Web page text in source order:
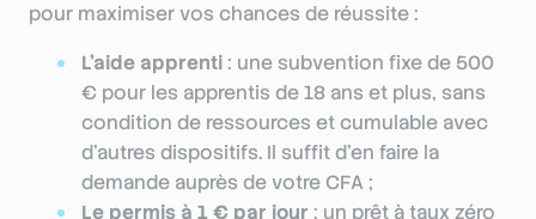
pour maximiser vos chances de réussite :
L’aide apprenti : une subvention fixe de 500
€ pour les apprentis de 18 ans et plus, sans
condition de ressources et cumulable avec
d’autres dispositifs. Il suffit d’en faire la
demande auprès de votre CFA ;
Le permis à 1 € par jour : un prêt à taux zéro